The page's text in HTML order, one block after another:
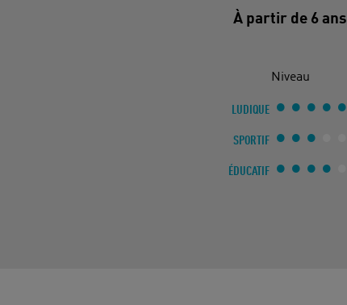
À partir de 6 ans
Niveau
LUDIQUE
SPORTIF
ÉDUCATIF